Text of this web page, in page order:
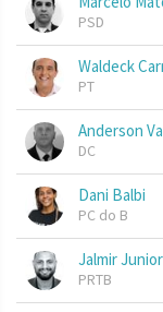
PSD
Waldeck
PT
Anderson
DC
Dani Balbi
PC do B
Jalmir Junior
PRTB